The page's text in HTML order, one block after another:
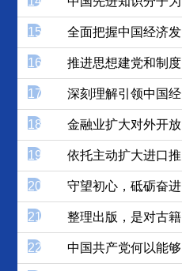
15
16
17
18
19
20
21
22